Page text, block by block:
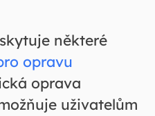
některé
opravu
oprava
uživatelům